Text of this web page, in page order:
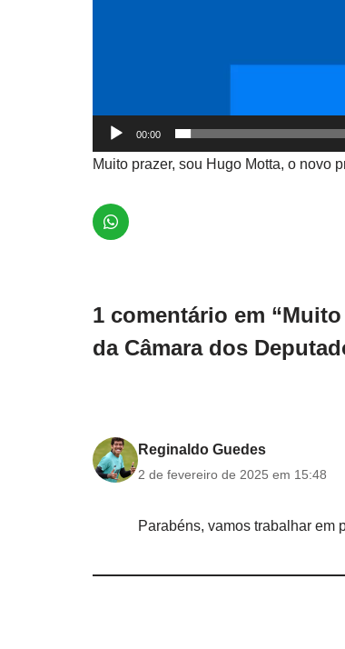
00:00
Muito prazer, sou Hugo Motta, o novo
1 comentário em
da Câmara dos
Reginaldo Guedes
2 de fevereiro de 2025 em 15:48
Parabéns, vamos trabalhar em